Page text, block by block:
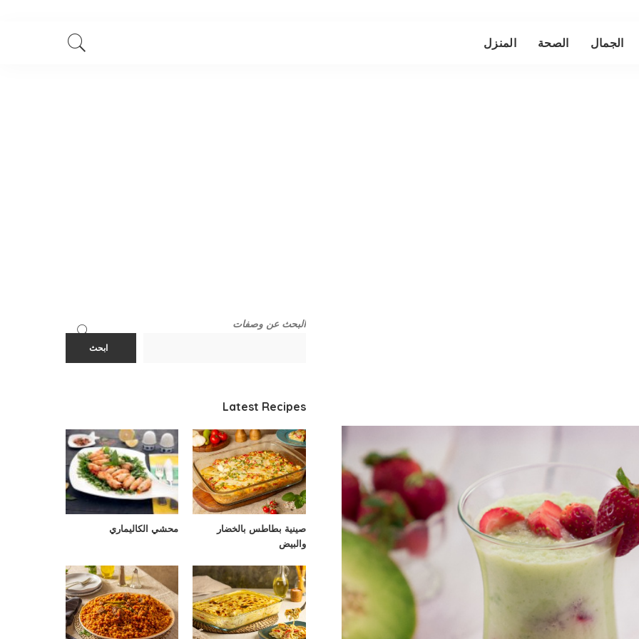
الجمال الصحة المنزل
البحث عن وصفات
ابحث
Latest Recipes
صينية بطاطس بالخضار
والبيض
محشي الكاليماري